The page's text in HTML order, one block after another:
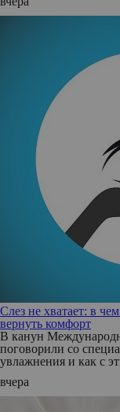
Слез не хватает: в
вернуть комфорт
В канун
поговорили со
увлажнения и как с
вчера